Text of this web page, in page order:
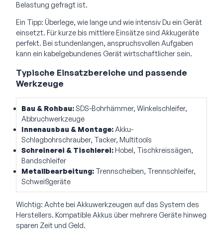
Belastung gefragt ist.
Ein Tipp: Überlege, wie lange und wie intensiv Du ein Gerät
einsetzt. Für kurze bis mittlere Einsätze sind Akkugeräte
perfekt. Bei stundenlangen, anspruchsvollen Aufgaben
kann ein kabelgebundenes Gerät wirtschaftlicher sein.
Typische Einsatzbereiche und passende
Werkzeuge
Bau & Rohbau:SDS-Bohrhämmer, Winkelschleifer,
Abbruchwerkzeuge
Innenausbau & Montage: Akku-
Schlagbohrschrauber, Tacker, Multitools
Schreinerei & Tischlerei: Hobel, Tischkreissägen,
Bandschleifer
Metallbearbeitung: Trennscheiben, Trennschleifer,
Schweißgeräte
Wichtig: Achte bei Akkuwerkzeugen auf das System des
Herstellers. Kompatible Akkus über mehrere Geräte hinweg
sparen Zeit und Geld.